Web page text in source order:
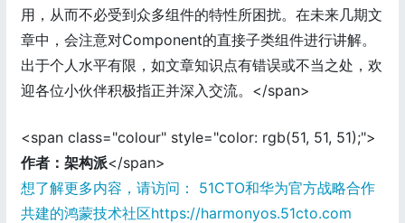
用，从而不必受到众多组件的特性所困扰。在未来几期文
章中，会注意对Component的直接子类组件进行讲解。
出于个人水平有限，如文章知识点有错误或不当之处，欢
迎各位小伙伴积极指正并深入交流。</span>
<span class="colour" style="color: rgb(51, 51, 51);">
作者：架构派</span>
想了解更多内容，请访问： 51CTO和华为官方战略合作
共建的鸿蒙技术社区https://harmonyos.51cto.com